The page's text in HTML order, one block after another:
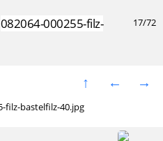
17/72
082064-000255-filz-